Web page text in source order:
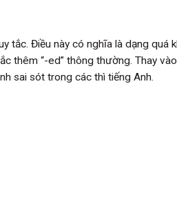
tắc. Điều này có nghĩa là dạng quá
thêm “-ed” thông thường. Thay
sai sót trong các thì tiếng Anh.